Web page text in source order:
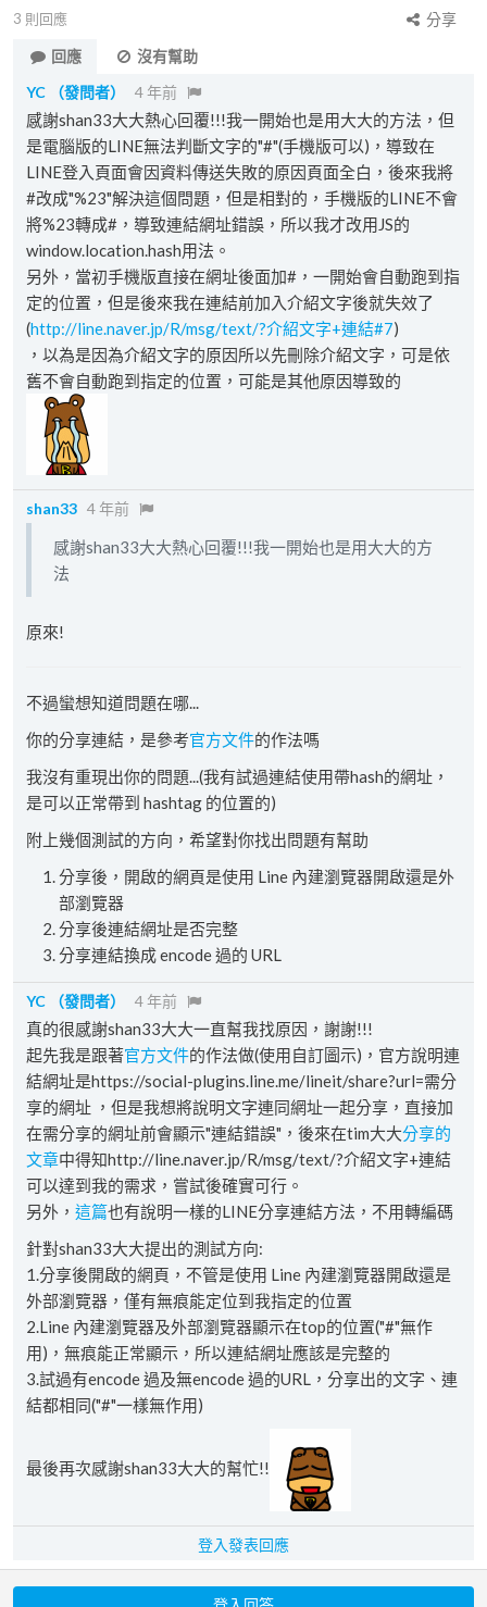
3 則回應
分享
回應
沒有幫助
YC
（發問者） 4 年前
感謝shan33大大熱心回覆!!!我一開始也是用大大的方法，但
是電腦版的LINE無法判斷文字的"#"(手機版可以)，導致在
LINE登入頁面會因資料傳送失敗的原因頁面全白，後來我將
#改成"%23"解決這個問題，但是相對的，手機版的LINE不會
將%23轉成#，導致連結網址錯誤，所以我才改用JS的
window.location.hash用法。
另外，當初手機版直接在網址後面加#，一開始會自動跑到指
定的位置，但是後來我在連結前加入介紹文字後就失效了
(http://line.naver.jp/R/msg/text/?介紹文字+連結#7)
，以為是因為介紹文字的原因所以先刪除介紹文字，可是依
舊不會自動跑到指定的位置，可能是其他原因導致的
shan33 4 年前
感謝shan33大大熱心回覆!!!我一開始也是用大大的方
法
原來!
不過蠻想知道問題在哪...
你的分享連結，是參考官方文件的作法嗎
我沒有重現出你的問題...(我有試過連結使用帶hash的網址，
是可以正常帶到 hashtag 的位置的)
附上幾個測試的方向，希望對你找出問題有幫助
分享後，開啟的網頁是使用 Line 內建瀏覽器開啟還是外
部瀏覽器
分享後連結網址是否完整
分享連結換成 encode 過的 URL
YC （發問者） 4 年前
真的很感謝shan33大大一直幫我找原因，謝謝!!!
起先我是跟著官方文件的作法做(使用自訂圖示)，官方說明連
結網址是https://social-plugins.line.me/lineit/share?url=需分
享的網址 ，但是我想將說明文字連同網址一起分享，直接加
在需分享的網址前會顯示"連結錯誤"，後來在tim大大分享的
文章中得知http://line.naver.jp/R/msg/text/?介紹文字+連結
可以達到我的需求，嘗試後確實可行。
另外， 這篇也有說明一樣的LINE分享連結方法，不用轉編碼
針對shan33大大提出的測試方向:
1.分享後開啟的網頁，不管是使用 Line 內建瀏覽器開啟還是
外部瀏覽器，僅有無痕能定位到我指定的位置
2.Line 內建瀏覽器及外部瀏覽器顯示在top的位置("#"無作
用)，無痕能正常顯示，所以連結網址應該是完整的
3.試過有encode 過及無encode 過的URL，分享出的文字、連
結都相同("#"一樣無作用)
最後再次感謝shan33大大的幫忙!!
登入發表回應